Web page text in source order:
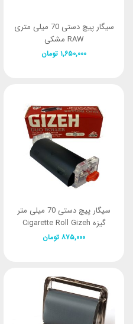
سیگار پیچ دستی 70 میلی متری
RAW مشکی
تومان ۱,۶۵۰,۰۰۰
سیگار پیچ دستی 70 میلی متر
گیزه Cigarette Roll Gizeh
تومان ۸۷۵,۰۰۰